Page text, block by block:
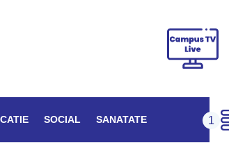
SOCIAL SANATATE